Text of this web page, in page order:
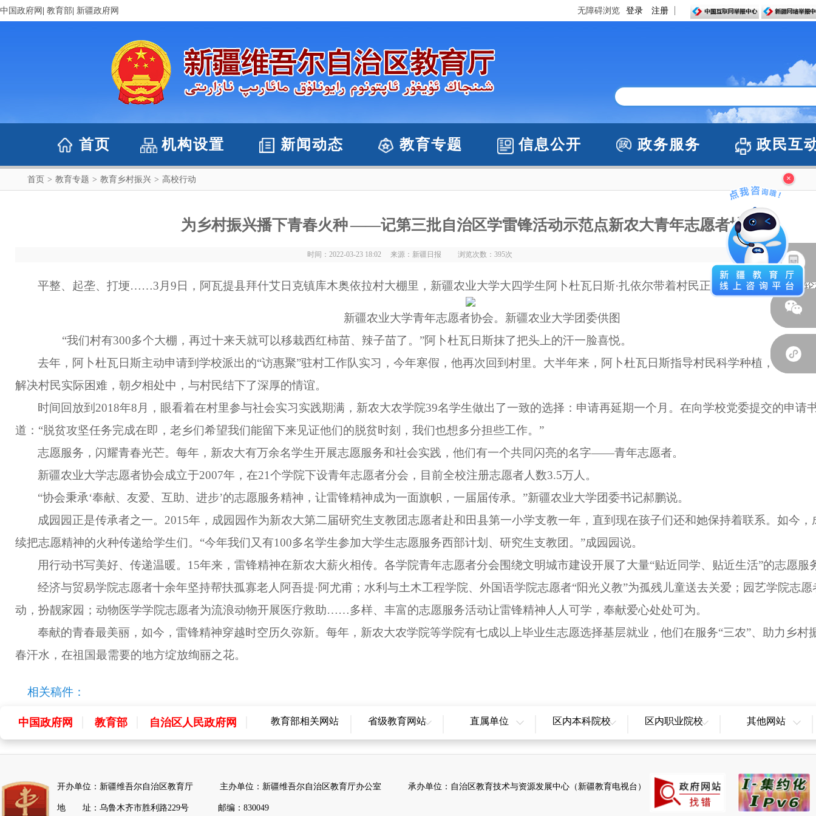
中国政府网 教育部 新疆政府网 无障碍浏览 登录 注册
首页 机构设置 新闻动态 教育专题 信息公开 政务服务 政民互
首页 > 教育专题 > 教育乡村振兴 > 高校行动
为乡村振兴播下青春火种 ——记第三批自治区学雷锋活动示范点新农大青年志愿者协会
时间：2022-03-23 18:02 来源：新疆日报 浏览次数： 395次
平整、起垄、打埂……3月9日，阿瓦提县拜什艾日克镇库木奥依拉村大棚里，新疆农业大学大四学生阿卜杜瓦日斯·扎依尔带着村民正翻土整畦，为新一
新疆农业大学青年志愿者协会。新疆农业大学团委供图
“我们村有300多个大棚，再过十来天就可以移栽西红柿苗、辣子苗了。”阿卜杜瓦日斯抹了把头上的汗一脸喜悦。
去年，阿卜杜瓦日斯主动申请到学校派出的“访惠聚”驻村工作队实习，今年寒假，他再次回到村里。大半年来，阿卜杜瓦日斯指导村民科学种植，和工作
解决村民实际困难，朝夕相处中，与村民结下了深厚的情谊。
时间回放到2018年8月，眼看着在村里参与社会实习实践期满，新农大农学院39名学生做出了一致的选择：申请再延期一个月。在向学校党委提交的申请
道：“脱贫攻坚任务完成在即，老乡们希望我们能留下来见证他们的脱贫时刻，我们也想多分担些工作。”
志愿服务，闪耀青春光芒。每年，新农大有万余名学生开展志愿服务和社会实践，他们有一个共同闪亮的名字——青年志愿者。
新疆农业大学志愿者协会成立于2007年，在21个学院下设青年志愿者分会，目前全校注册志愿者人数3.5万人。
“协会秉承‘奉献、友爱、互助、进步’的志愿服务精神，让雷锋精神成为一面旗帜，一届届传承。”新疆农业大学团委书记郝鹏说。
成园园正是传承者之一。2015年，成园园作为新农大第二届研究生支教团志愿者赴和田县第一小学支教一年，直到现在孩子们还和她保持着联系。如今
续把志愿精神的火种传递给学生们。“今年我们又有100多名学生参加大学生志愿服务西部计划、研究生支教团。”成园园说。
用行动书写美好、传递温暖。15年来，雷锋精神在新农大薪火相传。各学院青年志愿者分会围绕文明城市建设开展了大量“贴近同学、贴近生活”的志愿服
经济与贸易学院志愿者十余年坚持帮扶孤寡老人阿吾提·阿尤甫；水利与土木工程学院、外国语学院志愿者“阳光义教”为孤残儿童送去关爱；园艺学院志
动，扮靓家园；动物医学学院志愿者为流浪动物开展医疗救助……多样、丰富的志愿服务活动让雷锋精神人人可学，奉献爱心处处可为。
奉献的青春最美丽，如今，雷锋精神穿越时空历久弥新。每年，新农大农学院等学院有七成以上毕业生志愿选择基层就业，他们在服务“三农”、助力乡村
春汗水，在祖国最需要的地方绽放绚丽之花。
相关稿件：
中国政府网 教育部 自治区人民政府网 教育部相关网站
中国高等教育学生信息
全国学生资助管理中心
中国教育科学研究院
省级教育网站
北京市教育委员会
上海市教育委员会
直属单位
自治区教育考试院
新疆建设职业技术学院
区内本科院校
新疆大学
新疆医科大学
区内职业院校
新疆职业大学
新疆开放大学
克拉玛依职业技术学院
其他网站
全国教育辟谣平台
新疆广播电视台
开办单位：新疆维吾尔自治区教育厅 主办单位：新疆维吾尔自治区教育厅办公室 承办单位：自治区教育技术与资源发展中心（新疆教育电视台）
地 址：乌鲁木齐市胜利路229号 邮编：830049
×